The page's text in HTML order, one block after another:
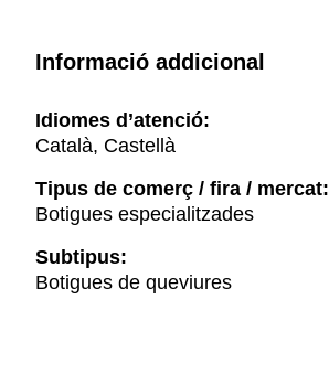
Informació addicional
Idiomes d’atenció:
Català, Castellà
Tipus de comerç / fira / mercat:
Botigues especialitzades
Subtipus:
Botigues de queviures